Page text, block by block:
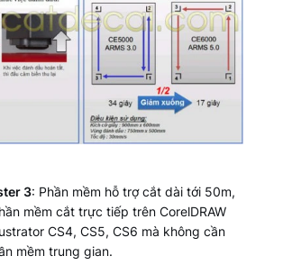
3: Phần mềm hỗ trợ cắt dài tới 50m,
mềm cắt trực tiếp trên CorelDRAW
CS4, CS5, CS6 mà không cần
mềm trung gian.